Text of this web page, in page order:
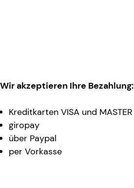
Wir akzeptieren Ihre Bezahlung:
Kreditkarten VISA und MASTER
giropay
über Paypal
per Vorkasse